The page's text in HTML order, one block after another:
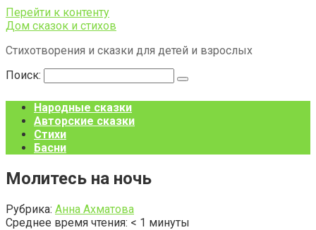
Перейти к контенту
Дом сказок и стихов
Стихотворения и сказки для детей и взрослых
Поиск:
Народные сказки
Авторские сказки
Стихи
Басни
Молитесь на ночь
Рубрика: Анна Ахматова
Среднее время чтения: < 1 минуты